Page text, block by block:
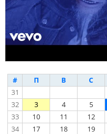
# П В С
31
32
3 4 5
33
10 11 12
34
17 18 19